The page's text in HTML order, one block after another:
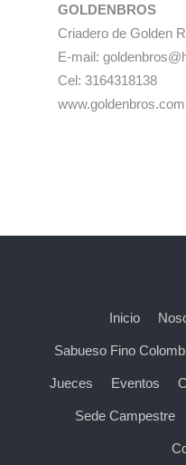
GOLDENBROS
Criadero de Golden
E-mail:
Cel: 3164318138
Inicio
Sabueso Fino
Jueces Eventos
Sede Campestre